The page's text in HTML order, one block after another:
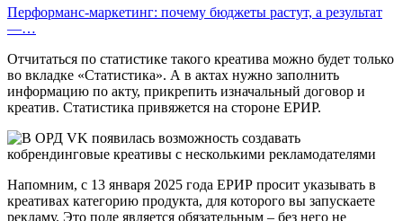
Перформанс-маркетинг: почему бюджеты растут, а результат
—…
Отчитаться по статистике такого креатива можно будет только
во вкладке «Статистика». А в актах нужно заполнить
информацию по акту, прикрепить изначальный договор и
креатив. Статистика привяжется на стороне ЕРИР.
Напомним, с 13 января 2025 года ЕРИР просит указывать в
креативах категорию продукта, для которого вы запускаете
рекламу. Это поле является обязательным – без него не